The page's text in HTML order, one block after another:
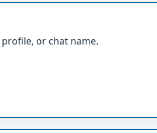
or chat name.